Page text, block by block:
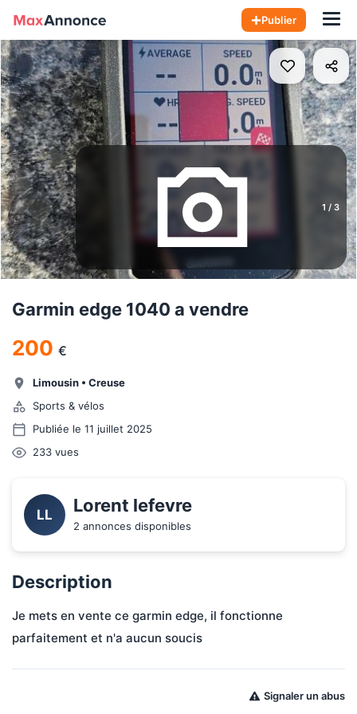
Publier
1 / 3
Garmin edge 1040 a vendre
200 €
Limousin • Creuse
Sports & vélos
Publiée le 11 juillet 2025
233 vues
LL Lorent lefevre
2 annonces disponibles
Description
Je mets en vente ce garmin edge, il fonctionne
parfaitement et n'a aucun soucis
Signaler un abus